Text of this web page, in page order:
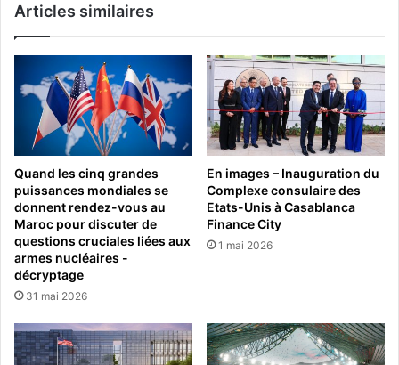
Articles similaires
Quand les cinq grandes
puissances mondiales se
donnent rendez-vous au
Maroc pour discuter de
questions cruciales liées aux
armes nucléaires -
décryptage
31 mai 2026
En images – Inauguration du
Complexe consulaire des
Etats-Unis à Casablanca
Finance City
1 mai 2026